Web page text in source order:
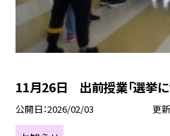
11月26日 出前授業「選挙に
公開日 2026/02/03 更